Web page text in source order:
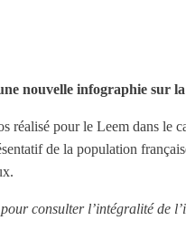
nouvelle infographie sur
pour le Leem dans le
de la population
consulter l’intégralité de